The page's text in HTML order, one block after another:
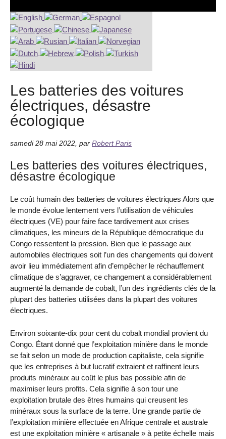
Les batteries des voitures
électriques, désastre
écologique
samedi 28 mai 2022 par Robert Paris
Les batteries des voitures électriques,
désastre écologique
Le coût humain des batteries de voitures électriques Alors que
le monde évolue lentement vers l’utilisation de véhicules
électriques (VE) pour faire face tardivement aux crises
climatiques, les mineurs de la République démocratique du
Congo ressentent la pression. Bien que le passage aux
automobiles électriques soit l’un des changements qui doivent
avoir lieu immédiatement afin d’empêcher le réchauffement
climatique de s’aggraver, ce changement a considérablement
augmenté la demande de cobalt, l’un des ingrédients clés de la
plupart des batteries utilisées dans la plupart des voitures
électriques.
Environ soixante-dix pour cent du cobalt mondial provient du
Congo. Étant donné que l’exploitation minière dans le monde
se fait selon un mode de production capitaliste, cela signifie
que les entreprises à but lucratif extraient et raffinent leurs
produits minéraux au coût le plus bas possible afin de
maximiser leurs profits. Cela signifie à son tour une
exploitation brutale des êtres humains qui creusent les
minéraux sous la surface de la terre. Une grande partie de
l’exploitation minière effectuée en Afrique centrale et australe
est une exploitation minière « artisanale » à petite échelle mais